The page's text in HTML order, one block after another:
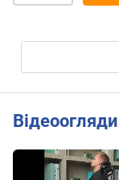
Відеоогляди